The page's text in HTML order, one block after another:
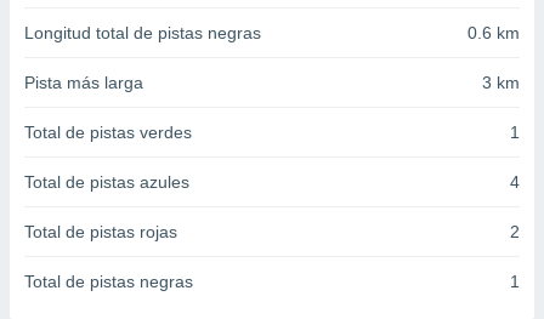
1199
Longitud total de pistas negras 0.6 km
Pista más larga 3 km
Total de pistas verdes 1
Total de pistas azules 4
Total de pistas rojas 2
Total de pistas negras 1